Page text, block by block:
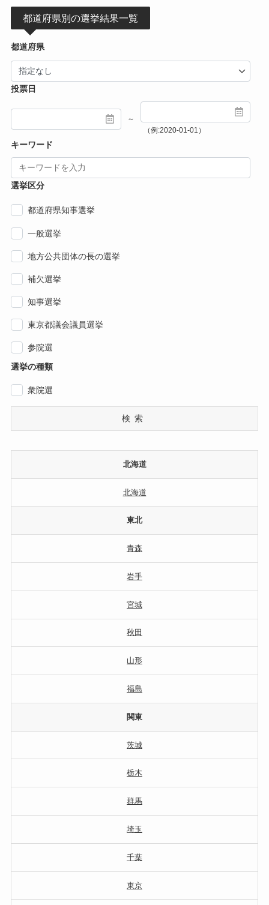
都道府県別の選挙結果一覧
都道府県
投票日
～
（例:2020-01-01）
キーワード
選挙区分
都道府県知事選挙
一般選挙
地方公共団体の長の選挙
補欠選挙
知事選挙
東京都議会議員選挙
参院選
選挙の種類
衆院選
検索
北海道
北海道
東北
青森
岩手
宮城
秋田
山形
福島
関東
茨城
栃木
群馬
埼玉
千葉
東京